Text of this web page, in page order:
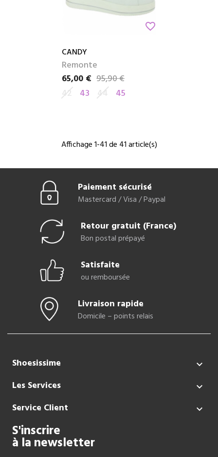
favorite_border
CANDY
Remonte
Prix
65,00 €
Prix de base95,90 €
42
43 44 45
Affichage 1-41 de 41 article(s)
Paiement sécurisé
Mastercard / Visa / Paypal
Retour gratuit (France)
Bon postal prépayé
Satisfaite
ou remboursée
Livraison rapide
Domicile – points relais
Shoesissime 
Les Services 
Service Client 
S'inscrire
à la newsletter